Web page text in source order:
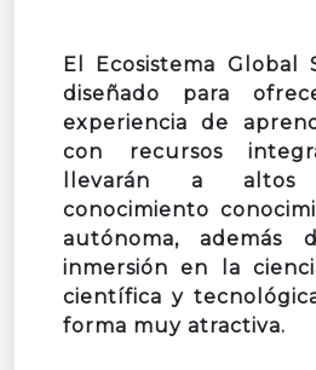
El Ecosistema Global
diseñado para
experiencia de
con recursos
llevarán a
conocimiento
autónoma, además
inmersión en la
científica y
forma muy atractiva.